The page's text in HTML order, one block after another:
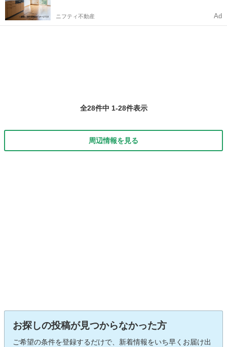
ニフティ不動産 Ad
全28件中 1-28件表示
周辺情報を見る
お探しの投稿が見つからなかった方
ご希望の条件を登録するだけで、新着情報をいち早くお届け出